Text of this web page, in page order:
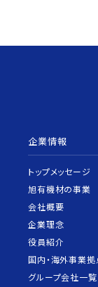
企業情報
トップメッセージ
旭有機材の事業
会社概要
企業理念
役員紹介
国内・海外事業拠
グループ会社一覧